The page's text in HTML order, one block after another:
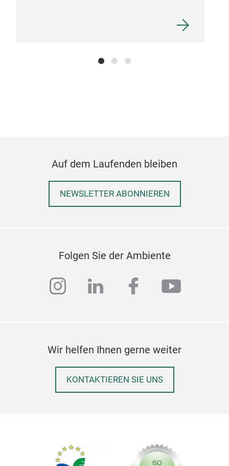
Auf dem Laufenden bleiben
NEWSLETTER ABONNIEREN
Folgen Sie der Ambiente
instagram
linkedinfacebook
Wir helfen Ihnen gerne weiter
KONTAKTIEREN SIE UNS